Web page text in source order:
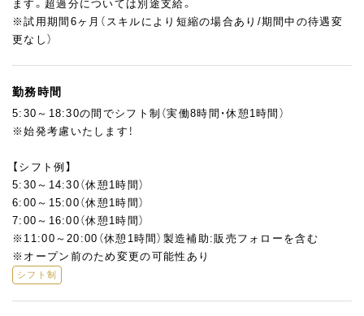
ます。超過分については別途支給。
※試用期間6ヶ月（スキルにより短縮の場合あり/期間中の待遇変
更なし）
勤務時間
5:30～18:30の間でシフト制（実働8時間・休憩1時間）
※始発考慮いたします！
【シフト例】
5:30～14:30（休憩1時間）
6:00～15:00（休憩1時間）
7:00～16:00（休憩1時間）
※11:00～20:00（休憩1時間）製造補助:販売フォローを含む
※オープン前のため変更の可能性あり
シフト制